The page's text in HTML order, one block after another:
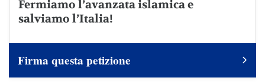
Fermiamo l’avanzata islamica e
salviamo l’Italia!
Firma questa petizione